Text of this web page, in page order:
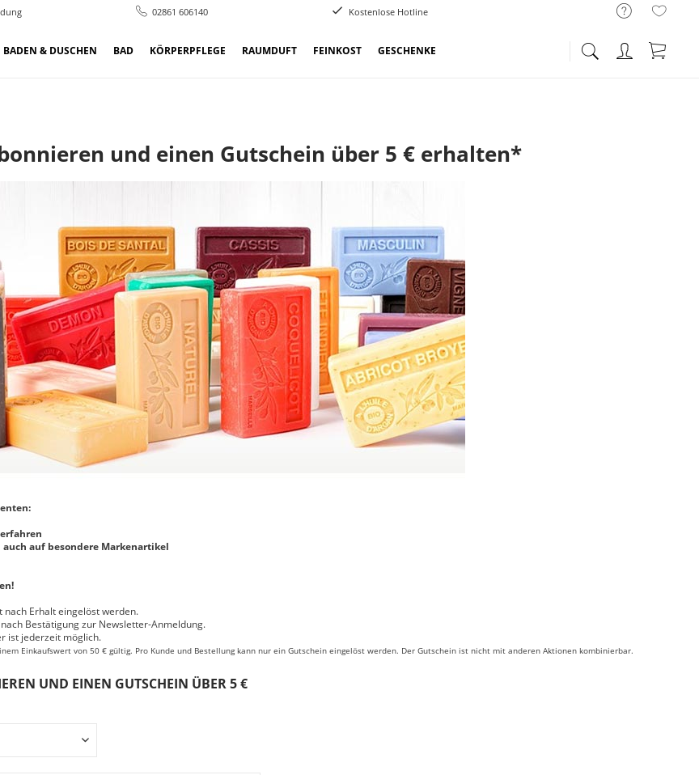
02861 606140 Kostenlose Hotline
BADEN & DUSCHEN BAD KÖRPERPFLEGE RAUMDUFT FEINKOST GESCHENKE
und einen Gutschein über 5 € erhalten*
auf besondere Markenartikel
nach Erhalt eingelöst werden.
Bestätigung zur Newsletter-Anmeldung.
ist jederzeit möglich.
Einkaufswert von 50 € gültig. Pro Kunde und Bestellung kann nur ein Gutschein eingelöst werden. Der Gutschein ist nicht mit anderen Aktionen kombinierbar.
UND EINEN GUTSCHEIN ÜBER 5 €